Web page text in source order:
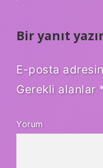
Bir yanıt
E-posta
Gerekli alanlar
Yorum